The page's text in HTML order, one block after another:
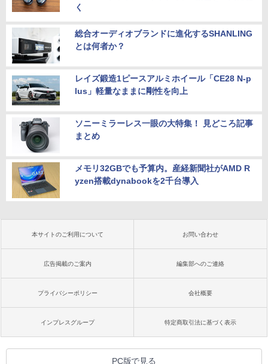
く
総合オーディオブランドに進化するSHANLING
とは何者か？
レイズ鍛造1ピースアルミホイール「CE28 N-p
lus」軽量なままに剛性を向上
ソニーミラーレス一眼の大特集！ 見どころ記事
まとめ
メモリ32GBでも予算内。産経新聞社がAMD R
yzen搭載dynabookを2千台導入
本サイトのご利用について お問い合わせ
広告掲載のご案内 編集部へのご連絡
プライバシーポリシー 会社概要
インプレスグループ 特定商取引法に基づく表示
PC版で見る